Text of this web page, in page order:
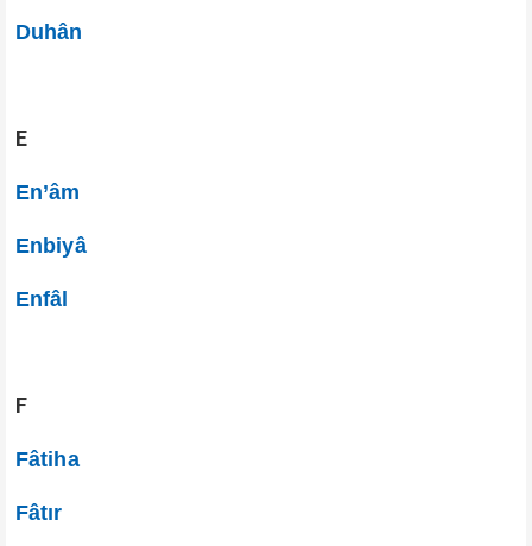
Duhân
E
En’âm
Enbiyâ
Enfâl
F
Fâtiha
Fâtır